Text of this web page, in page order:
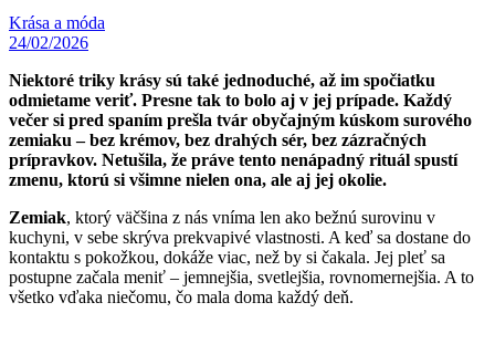
Krása a móda
24/02/2026
Niektoré triky krásy sú také jednoduché, až im spočiatku
odmietame veriť. Presne tak to bolo aj v jej prípade. Každý
večer si pred spaním prešla tvár obyčajným kúskom surového
zemiaku – bez krémov, bez drahých sér, bez zázračných
prípravkov. Netušila, že práve tento nenápadný rituál spustí
zmenu, ktorú si všimne nielen ona, ale aj jej okolie.
Zemiak, ktorý väčšina z nás vníma len ako bežnú surovinu v
kuchyni, v sebe skrýva prekvapivé vlastnosti. A keď sa dostane do
kontaktu s pokožkou, dokáže viac, než by si čakala. Jej pleť sa
postupne začala meniť – jemnejšia, svetlejšia, rovnomernejšia. A to
všetko vďaka niečomu, čo mala doma každý deň.